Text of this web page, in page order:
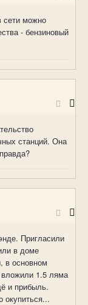
сети можно
- бензиновый
станций. Она
Пригласили
в доме
в основном
1.5 ляма
и прибыль.
окупиться...